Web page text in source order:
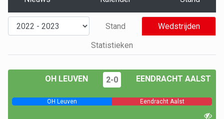
Stand
Wedstrijden
Statistieken
OH LEUVEN 2-0 EENDRACHT AALST
OH Leuven Eendracht Aalst